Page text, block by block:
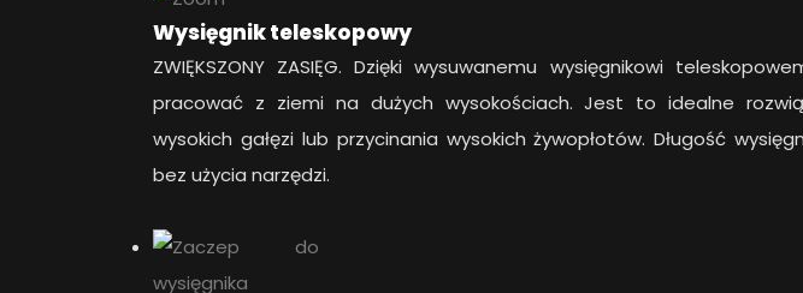
Wysięgnik teleskopowy
ZWIĘKSZONY ZASIĘG. Dzięki wysuwanemu wysięgnikowi
pracować z ziemi na dużych wysokościach. Jest to idealne
wysokich gałęzi lub przycinania wysokich żywopłotów. Długość
bez użycia narzędzi.